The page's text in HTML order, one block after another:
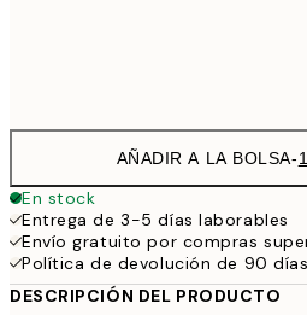
AÑADIR A LA BOLSA-
En stock
Entrega de 3-5 días laborables
Envío gratuito por compras
Política de devolución de 90 días
DESCRIPCIÓN DEL PRODUCTO